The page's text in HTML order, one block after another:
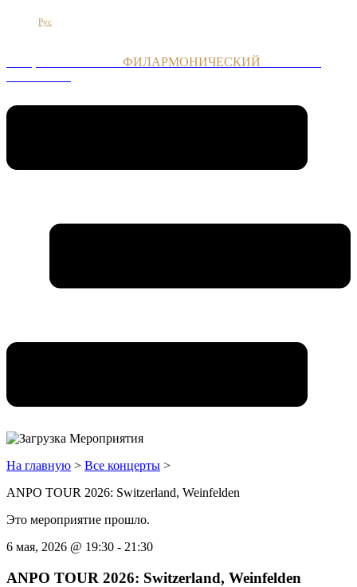
Рус
ФИЛАРМОНИЧЕСКИЙ
На главную > Все концерты >
ANPO TOUR 2026: Switzerland, Weinfelden
Это мероприятие прошло.
6 мая, 2026 @ 19:30 - 21:30
ANPO TOUR 2026: Switzerland, Weinfelden